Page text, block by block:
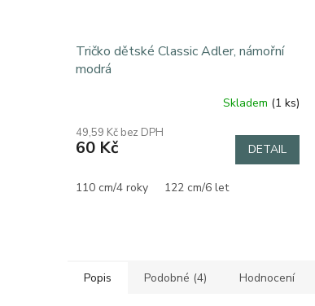
Tričko dětské Classic Adler, námořní
modrá
Skladem (1 ks)
49,59 Kč bez DPH
60 Kč DETAIL
110 cm/4 roky 122 cm/6 let
Popis Podobné (4) Hodnocení